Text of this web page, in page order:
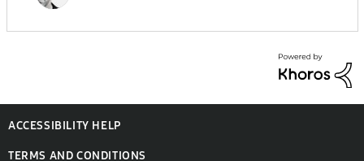
ACCESSIBILITY HELP
TERMS AND CONDITIONS